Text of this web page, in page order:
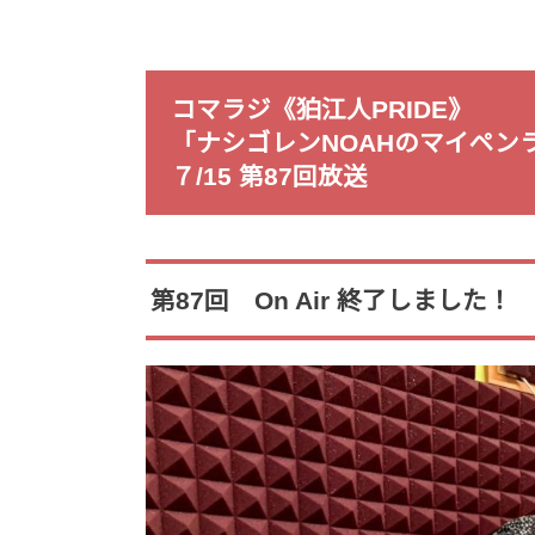
コマラジ《狛江人PRIDE》
「ナシゴレンNOAHのマイペン
７/15 第87回放送
第87回 On Air 終了しました！